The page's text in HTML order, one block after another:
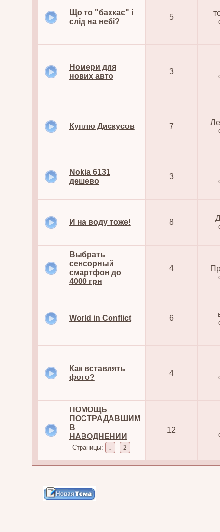
Що то "бахкає" і
слід на небі?
5
Номери для
нових авто
3
Куплю Дискусов 7
Nokia 6131
дешево
3
И на воду тоже! 8
Выбрать
сенсорный
смартфон до
4000 грн
4
World in Conflict 6
Как вставлять
фото?
4
ПОМОЩЬ
ПОСТРАДАВШИМ
В
НАВОДНЕНИИ
Страницы: 1 2
12